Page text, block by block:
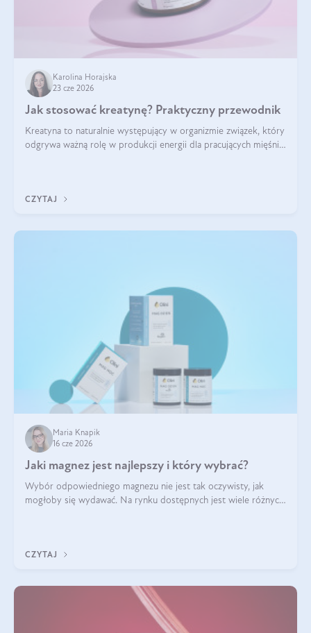
Karolina Horajska
23 cze 2026
Jak stosować kreatynę? Praktyczny przewodnik
Kreatyna to naturalnie występujący w organizmie związek, który
odgrywa ważną rolę w produkcji energii dla pracujących mięśni.
CZYTAJ
Maria Knapik
16 cze 2026
Jaki magnez jest najlepszy i który wybrać?
Wybór odpowiedniego magnezu nie jest tak oczywisty, jak
mogłoby się wydawać. Na rynku dostępnych jest wiele różnych
CZYTAJ